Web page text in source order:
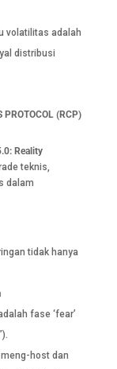
volatilitas adalah
distribusi
PROTOCOL (RCP)
Reality
teknis,
dalam
tidak hanya
fase ‘fear’
host dan